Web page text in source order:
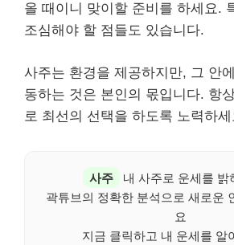
올 때이니 맞이할 준비를 하세요.
조심해야 할 점들도 있습니다.
사주는 환경을 제공하지만, 그 안
동하는 것은 본인의 몫입니다. 항
로 최선의 선택을 하도록 노력하세
사주
내 사주로 운세를 밝
곽튜브의 정확한 분석으로 새로운
요
지금 클릭하고 내 운세를 알